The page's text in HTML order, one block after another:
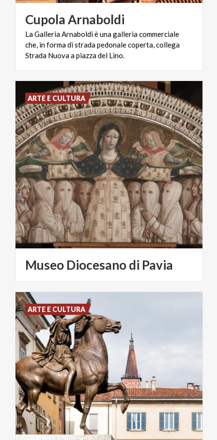
CupolaArnaboldi
La Galleria Arnaboldi è una galleria commerciale
che, in forma di strada pedonale coperta, collega
Strada Nuova a piazza del Lino.
Museo Diocesanodi Pavia
ARTE E CULTURA
ARTE E CULTURA